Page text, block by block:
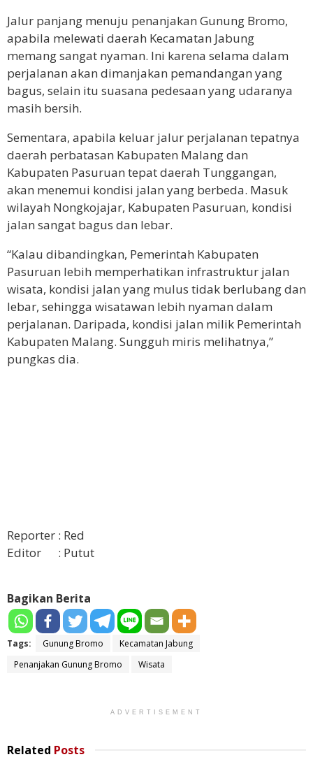
Jalur panjang menuju penanjakan Gunung Bromo,
apabila melewati daerah Kecamatan Jabung
memang sangat nyaman. Ini karena selama dalam
perjalanan akan dimanjakan pemandangan yang
bagus, selain itu suasana pedesaan yang udaranya
masih bersih.
Sementara, apabila keluar jalur perjalanan tepatnya
daerah perbatasan Kabupaten Malang dan
Kabupaten Pasuruan tepat daerah Tunggangan,
akan menemui kondisi jalan yang berbeda. Masuk
wilayah Nongkojajar, Kabupaten Pasuruan, kondisi
jalan sangat bagus dan lebar.
“Kalau dibandingkan, Pemerintah Kabupaten
Pasuruan lebih memperhatikan infrastruktur jalan
wisata, kondisi jalan yang mulus tidak berlubang dan
lebar, sehingga wisatawan lebih nyaman dalam
perjalanan. Daripada, kondisi jalan milik Pemerintah
Kabupaten Malang. Sungguh miris melihatnya,”
pungkas dia.
Reporter : Red
Editor : Putut
Bagikan Berita
Tags: Gunung Bromo
Kecamatan Jabung
Penanjakan Gunung Bromo
Wisata
ADVERTISEMENT
Related Posts